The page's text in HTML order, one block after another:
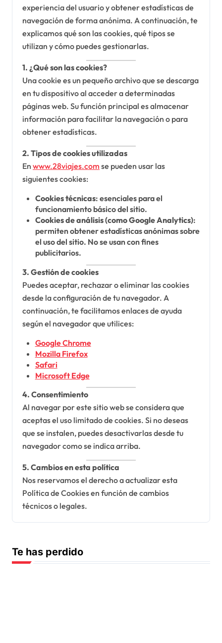
experiencia del usuario y obtener estadísticas de
navegación de forma anónima. A continuación, te
explicamos qué son las cookies, qué tipos se
utilizan y cómo puedes gestionarlas.
1. ¿Qué son las cookies?
Una cookie es un pequeño archivo que se descarga
en tu dispositivo al acceder a determinadas
páginas web. Su función principal es almacenar
información para facilitar la navegación o para
obtener estadísticas.
2. Tipos de cookies utilizadas
En www.28viajes.com se pueden usar las
siguientes cookies:
Cookies técnicas: esenciales para el
funcionamiento básico del sitio.
Cookies de análisis (como Google Analytics):
permiten obtener estadísticas anónimas sobre
el uso del sitio. No se usan con fines
publicitarios.
3. Gestión de cookies
Puedes aceptar, rechazar o eliminar las cookies
desde la configuración de tu navegador. A
continuación, te facilitamos enlaces de ayuda
según el navegador que utilices:
Google Chrome
Mozilla Firefox
Safari
Microsoft Edge
4. Consentimiento
Al navegar por este sitio web se considera que
aceptas el uso limitado de cookies. Si no deseas
que se instalen, puedes desactivarlas desde tu
navegador como se indica arriba.
5. Cambios en esta política
Nos reservamos el derecho a actualizar esta
Política de Cookies en función de cambios
técnicos o legales.
Te has perdido